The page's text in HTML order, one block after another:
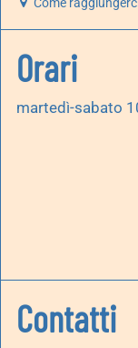
Come
Orari
martedì-sabato
Contatti